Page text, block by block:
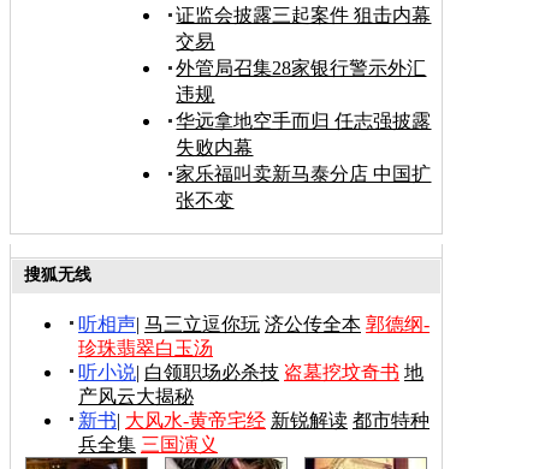
证监会披露三起案件 狙击内幕
交易
外管局召集28家银行警示外汇
违规
华远拿地空手而归 任志强披露
失败内幕
家乐福叫卖新马泰分店 中国扩
张不变
搜狐无线
听相声| 马三立逗你玩 济公传全本 郭德纲-
珍珠翡翠白玉汤
听小说| 白领职场必杀技 盗墓挖坟奇书 地
产风云大揭秘
新书| 大风水-黄帝宅经 新锐解读 都市特种
兵全集 三国演义